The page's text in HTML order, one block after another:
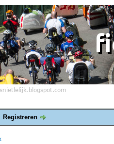
Registreren